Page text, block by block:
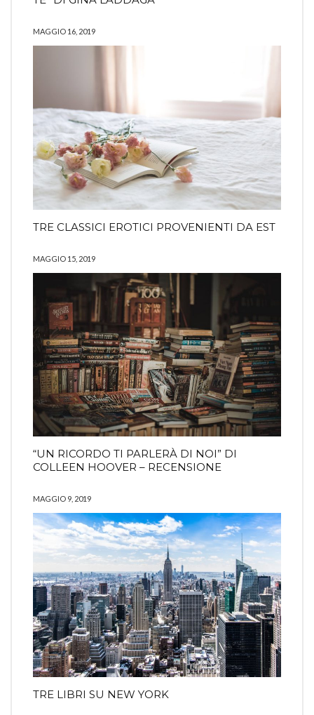
MAGGIO 16, 2019
TRE CLASSICI EROTICI PROVENIENTI DA EST
MAGGIO 15, 2019
“UN RICORDO TI PARLERÀ DI NOI” DI
COLLEEN HOOVER – RECENSIONE
MAGGIO 9, 2019
TRE LIBRI SU NEW YORK